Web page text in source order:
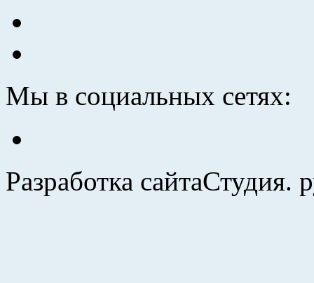
Мы в социальных сетях:
Разработка сайтаСтудия.